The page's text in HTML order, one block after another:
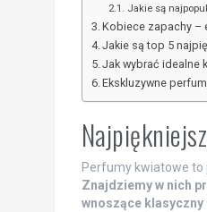
Jakie są
Kobiece zapachy –
Jakie są top 5
Jak wybrać idealne
Ekskluzywne
Perfumy kwiatowe to
Znajdziemy w nich
wnoszące